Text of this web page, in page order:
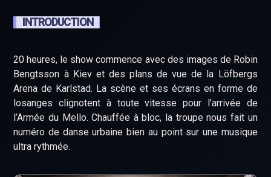
INTRODUCTION
20 heures, le show commence avec des images de Robin
Bengtsson à Kiev et des plans de vue de la Löfbergs
Arena de Karlstad. La scène et ses écrans en forme de
losanges clignotent à toute vitesse pour l’arrivée de
l’Armée du Mello. Chauffée à bloc, la troupe nous fait un
numéro de danse urbaine bien au point sur une musique
ultra rythmée.